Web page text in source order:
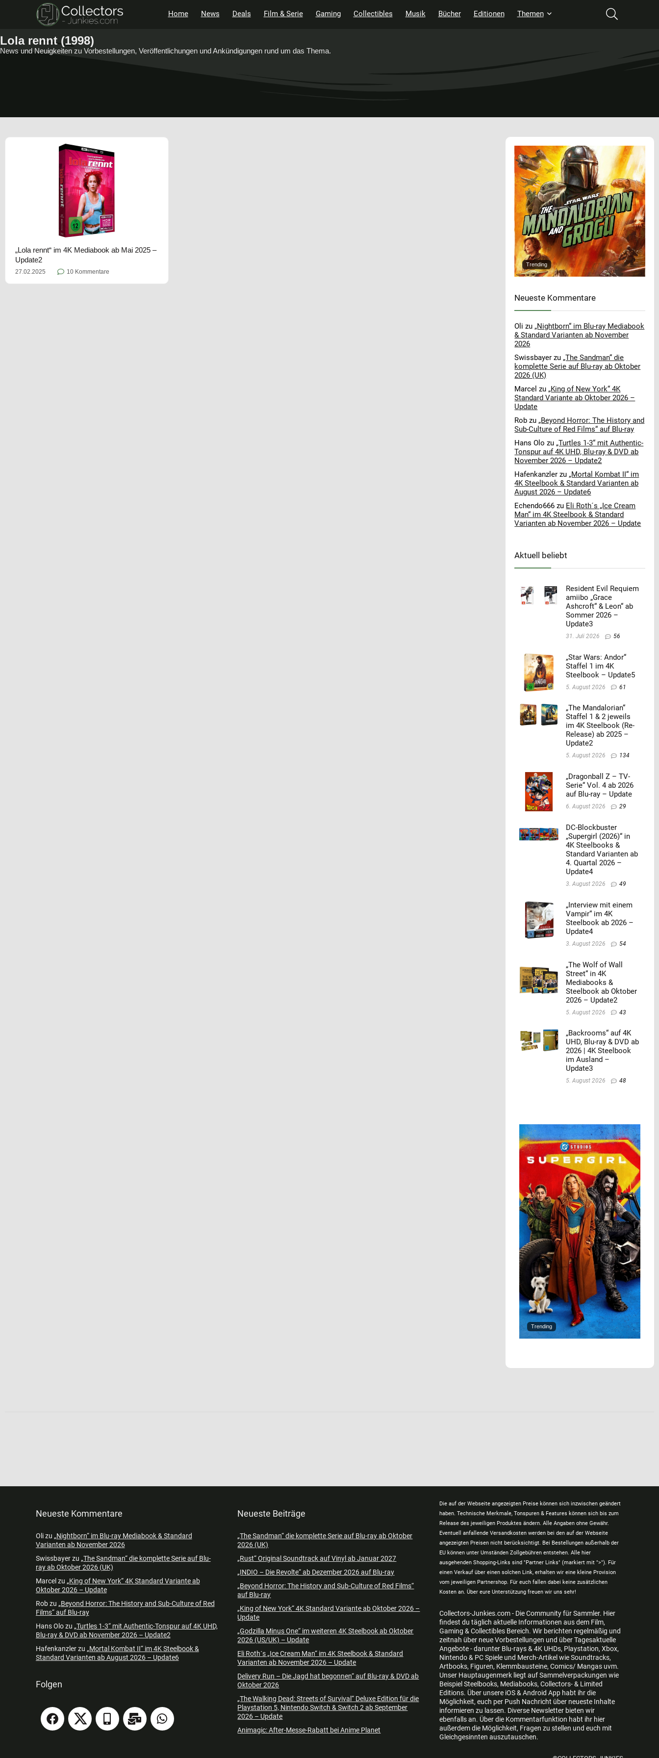
Home News Deals Film & Serie Gaming Collectibles Musik Bücher Editionen Themen
Lola rennt (1998)
News und Neuigkeiten zu Vorbestellungen, Veröffentlichungen und Ankündigungen rund um das Thema.
„Lola rennt“ im 4K Mediabook ab Mai 2025 –
Update2
27.02.2025 10 Kommentare
Trending
Neueste Kommentare
Oli zu „Nightborn“ im Blu-ray Mediabook
& Standard Varianten ab November
2026
Swissbayer zu „The Sandman“ die
komplette Serie auf Blu-ray ab Oktober
2026 (UK)
Marcel zu „King of New York“ 4K
Standard Variante ab Oktober 2026 –
Update
Rob zu „Beyond Horror: The History and
Sub-Culture of Red Films“ auf Blu-ray
Hans Olo zu „Turtles 1-3“ mit Authentic-
Tonspur auf 4K UHD, Blu-ray & DVD ab
November 2026 – Update2
Hafenkanzler zu „Mortal Kombat II“ im
4K Steelbook & Standard Varianten ab
August 2026 – Update6
Echendo666 zu Eli Roth´s „Ice Cream
Man“ im 4K Steelbook & Standard
Varianten ab November 2026 – Update
Aktuell beliebt
Resident Evil Requiem
amiibo „Grace
Ashcroft“ & Leon“ ab
Sommer 2026 –
Update3
31. Juli 2026 56
„Star Wars: Andor“
Staffel 1 im 4K
Steelbook – Update5
5. August 2026 61
„The Mandalorian“
Staffel 1 & 2 jeweils
im 4K Steelbook (Re-
Release) ab 2025 –
Update2
5. August 2026 134
„Dragonball Z – TV-
Serie“ Vol. 4 ab 2026
auf Blu-ray – Update
6. August 2026 29
DC-Blockbuster
„Supergirl (2026)“ in
4K Steelbooks &
Standard Varianten ab
4. Quartal 2026 –
Update4
3. August 2026 49
„Interview mit einem
Vampir“ im 4K
Steelbook ab 2026 –
Update4
3. August 2026 54
„The Wolf of Wall
Street“ in 4K
Mediabooks &
Steelbook ab Oktober
2026 – Update2
5. August 2026 43
„Backrooms“ auf 4K
UHD, Blu-ray & DVD ab
2026 | 4K Steelbook
im Ausland –
Update3
5. August 2026 48
Trending
Neueste Kommentare
Olizu „Nightborn“ im Blu-ray Mediabook & Standard
Varianten ab November 2026
Swissbayerzu „The Sandman“ die komplette Serie auf Blu-
ray ab Oktober 2026 (UK)
Marcel zu „King of New York“ 4K Standard Variante ab
Oktober 2026 – Update
Robzu „Beyond Horror: The History and Sub-Culture of Red
Films“ auf Blu-ray
Hans Olozu „Turtles 1-3“ mit Authentic-Tonspur auf 4K UHD,
Blu-ray & DVD ab November 2026 – Update2
Hafenkanzlerzu „Mortal Kombat II“ im 4K Steelbook &
Standard Varianten ab August 2026 – Update6
Folgen
Neueste Beiträge
„The Sandman“ die komplette Serie auf Blu-ray ab Oktober
2026 (UK)
„Rust“ Original Soundtrack auf Vinyl ab Januar 2027
„INDIO – Die Revolte“ ab Dezember 2026 auf Blu-ray
„Beyond Horror: The History and Sub-Culture of Red Films“
auf Blu-ray
„King of New York“ 4K Standard Variante ab Oktober 2026 –
Update
„Godzilla Minus One“ im weiteren 4K Steelbook ab Oktober
2026 (US/UK) – Update
Eli Roth´s „Ice Cream Man“ im 4K Steelbook & Standard
Varianten ab November 2026 – Update
Delivery Run – Die Jagd hat begonnen“ auf Blu-ray & DVD ab
Oktober 2026
„The Walking Dead: Streets of Survival“ Deluxe Edition für die
Playstation 5, Nintendo Switch & Switch 2 ab September
2026 – Update
Animagic: After-Messe-Rabatt bei Anime Planet
Die auf der Webseite angezeigten Preise können sich inzwischen geändert
haben. Technische Merkmale, Tonspuren & Features können sich bis zum
Release des jeweiligen Produktes ändern. Alle Angaben ohne Gewähr.
Eventuell anfallende Versandkosten werden bei den auf der Webseite
angezeigten Preisen nicht berücksichtigt. Bei Bestellungen außerhalb der
EU können unter Umständen Zollgebühren entstehen. Alle hier
ausgehenden Shopping-Links sind "Partner Links" (markiert mit ">"). Für
einen Verkauf über einen solchen Link, erhalten wir eine kleine Provision
vom jeweiligen Partnershop. Für euch fallen dabei keine zusätzlichen
Kosten an. Über eure Unterstützung freuen wir uns sehr!
Collectors-Junkies.com - Die Community für Sammler. Hier
findest du täglich aktuelle Informationen aus dem Film,
Gaming & Collectibles Bereich. Wir berichten regelmäßig und
zeitnah über neue Vorbestellungen und über Tagesaktuelle
Angebote - darunter Blu-rays & 4K UHDs, Playstation, Xbox,
Nintendo & PC Spiele und Merch-Artikel wie Soundtracks,
Artbooks, Figuren, Klemmbausteine, Comics/ Mangas uvm.
Unser Hauptaugenmerk liegt auf Sammelverpackungen wie
Beispiel Steelbooks, Mediabooks, Collectors- & Limited
Editions. Über unsere iOS & Android App habt ihr die
Möglichkeit, euch per Push Nachricht über neueste Inhalte
informieren zu lassen. Diverse Newsletter bieten wir
ebenfalls an. Über die Kommentarfunktion habt ihr hier
außerdem die Möglichkeit, Fragen zu stellen und euch mit
Gleichgesinnten auszutauschen.